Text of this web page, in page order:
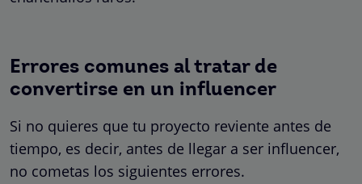
Errores comunes al tratar de
convertirse en un influencer
Si no quieres que tu proyecto reviente antes de
tiempo, es decir, antes de llegar a ser influencer,
no cometas los siguientes errores.